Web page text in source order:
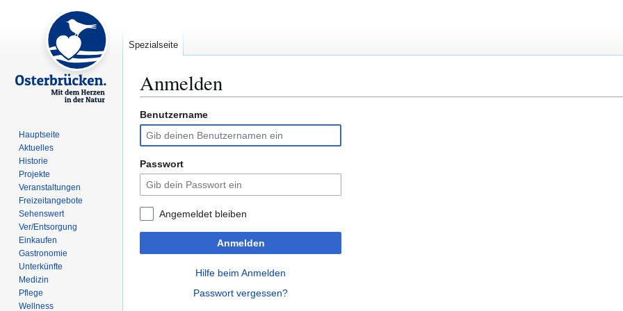
Anmelden
Zur
Navigation
springen
Zur
Suche
springen
Benutzername
Passwort
Angemeldet bleiben
Anmelden
Hilfe beim Anmelden
Passwort vergessen?
Spezialseite
Hauptseite
Aktuelles
Historie
Projekte
Veranstaltungen
Freizeitangebote
Sehenswert
Ver/Entsorgung
Einkaufen
Gastronomie
Unterkünfte
Medizin
Pflege
Wellness